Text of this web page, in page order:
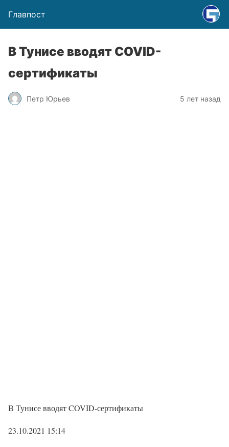
Главпост
В Тунисе вводят COVID-
сертификаты
Петр Юрьев 5 лет назад
В Тунисе вводят COVID-сертификаты
23.10.2021 15:14